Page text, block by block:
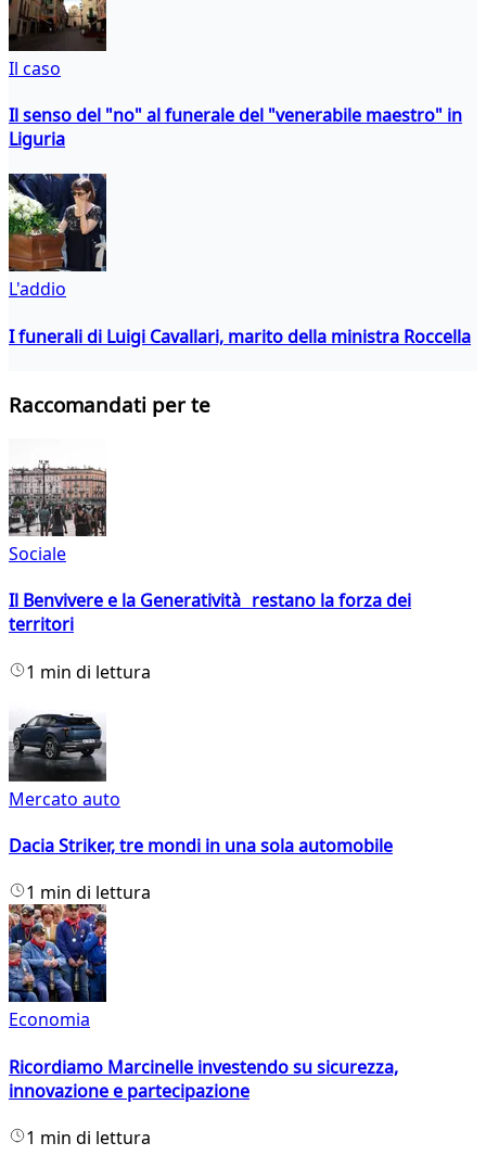
Il caso
Il senso del "no" al funerale del "venerabile maestro" in
Liguria
L'addio
I funerali di Luigi Cavallari, marito della ministra Roccella
Raccomandati per te
Sociale
Il Benvivere e la Generatività restano la forza dei
territori
1 min di lettura
Mercato auto
Dacia Striker, tre mondi in una sola automobile
1 min di lettura
Economia
Ricordiamo Marcinelle investendo su sicurezza,
innovazione e partecipazione
1 min di lettura